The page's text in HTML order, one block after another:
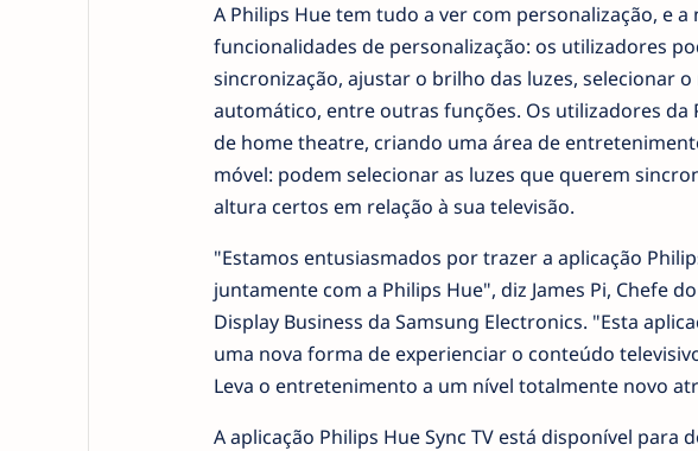
A Philips Hue tem tudo a ver com personalização, e
funcionalidades de personalização: os utilizadores
sincronização, ajustar o brilho das luzes, selecionar
automático, entre outras funções. Os utilizadores
de home theatre, criando uma área de
móvel: podem selecionar as luzes que querem
altura certos em relação à sua televisão.
"Estamos entusiasmados por trazer a aplicação
juntamente com a Philips Hue", diz James Pi, Chefe
Display Business da Samsung Electronics. "Esta
uma nova forma de experienciar o conteúdo
Leva o entretenimento a um nível totalmente novo
A aplicação Philips Hue Sync TV está disponível